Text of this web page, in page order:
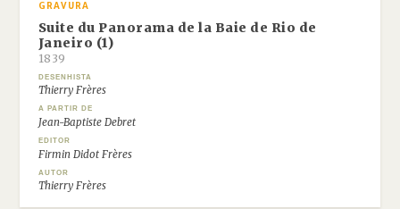
GRAVURA
Suite du Panorama de la Baie de Rio de
Janeiro (1)
1839
DESENHISTA
Thierry Frères
A PARTIR DE
Jean-Baptiste Debret
EDITOR
Firmin Didot Frères
AUTOR
Thierry Frères